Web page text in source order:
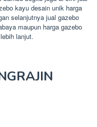
kayu desain unik harga
selanjutnya jual gazebo
maupun harga gazebo
lanjut.